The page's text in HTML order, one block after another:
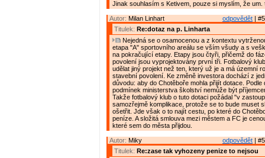
Jinak souhlasím s Ketivem, pouze si myslím, že
odpovědět |
Autor: Milan Linhart
Titulek: Re:dotaz na p. Linharta
Nejedná se o osamocenou a z kontextu
etapa "A" sportovního areálu se vším všudy a s
na pokračující etapy. Etapy jsou čtyři, přičemž do
povolení jsou vyprojektovány první tři. Fotbalový
udělat jiný projekt než ten, který už je a má územní
stavební povolení. Ke změně investora dochází z
důvodu: aby do Chotěboře mohla přijít dotace. Podle
podmínek ministerstva školství nemůže být
Takže fotbalový klub o tuto dotaci požádal "v
samozřejmě komplikace, protože se to bude muset
ošetřit. Jde však o to najít cestu, po které do
peníze. A složitá smlouva mezi městem a FC je
které sem do města přijdou.
odpovědět |
Autor: Miky
Titulek: Re:zase tak vyhozeny penize to nejsou